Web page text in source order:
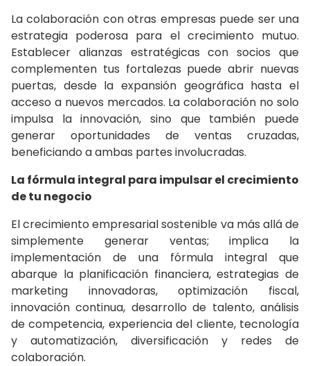
La colaboración con otras empresas puede ser una
estrategia poderosa para el crecimiento mutuo.
Establecer alianzas estratégicas con socios que
complementen tus fortalezas puede abrir nuevas
puertas, desde la expansión geográfica hasta el
acceso a nuevos mercados. La colaboración no solo
impulsa la innovación, sino que también puede
generar oportunidades de ventas cruzadas,
beneficiando a ambas partes involucradas.
La fórmula integral para impulsar el crecimiento
de tu negocio
El crecimiento empresarial sostenible va más allá de
simplemente generar ventas; implica la
implementación de una fórmula integral que
abarque la planificación financiera, estrategias de
marketing innovadoras, optimización fiscal,
innovación continua, desarrollo de talento, análisis
de competencia, experiencia del cliente, tecnología
y automatización, diversificación y redes de
colaboración.